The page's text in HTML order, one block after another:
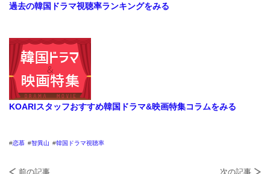
過去の韓国ドラマ視聴率ランキングをみる
KOARIスタッフおすすめ韓国ドラマ&映画特集コラムをみる
恋慕 智異山 韓国ドラマ視聴率
前の記事 次の記事